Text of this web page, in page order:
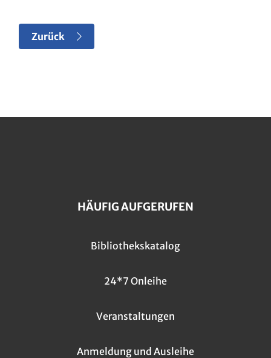
Zurück
HÄUFIG AUFGERUFEN
Bibliothekskatalog
24*7 Onleihe
Veranstaltungen
Anmeldung und Ausleihe